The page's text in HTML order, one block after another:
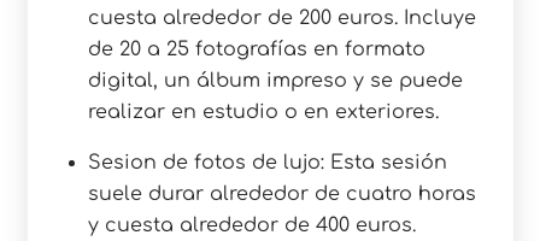
cuesta alrededor de 200 euros. Incluye
de 20 a 25 fotografías en formato
digital, un álbum impreso y se puede
realizar en estudio o en exteriores.
Sesion de fotos de lujo: Esta sesión
suele durar alrededor de cuatro horas
y cuesta alrededor de 400 euros.